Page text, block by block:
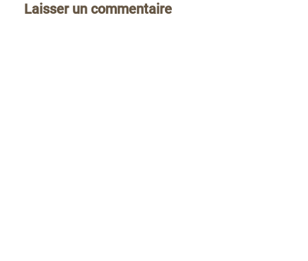
Laisser un commentaire